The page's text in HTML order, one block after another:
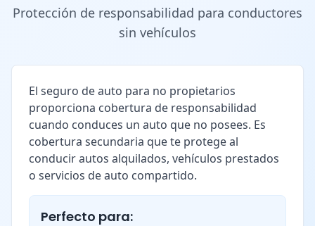
Protección de responsabilidad para conductores
sin vehículos
El seguro de auto para no propietarios
proporciona cobertura de responsabilidad
cuando conduces un auto que no posees. Es
cobertura secundaria que te protege al
conducir autos alquilados, vehículos prestados
o servicios de auto compartido.
Perfecto para: